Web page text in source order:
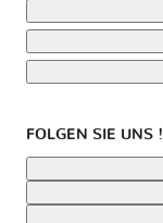
FOLGEN SIE UNS !